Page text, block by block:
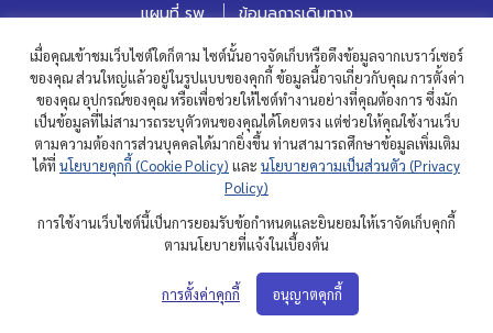
แผนที่ รพ. ข้อมูลการเดินทาง
ติดต่อเรา คำถามที่พบบ่อย
ร่วมงานกับเรา
นักลงทุนสัมพันธ์
นโยบายความเป็นส่วนตัว นโยบายคุกกี้
สงวนลิขสิทธิ์ © 2567 โรงพยาบาลวิชัยเวช แยกไฟฉาย
เมื่อคุณเข้าชมเว็บไซต์ใดก็ตาม ไซต์นั้นอาจจัดเก็บหรือดึงข้อมูลจากเบราว์เซอร์
ของคุณ ส่วนใหญ่แล้วอยู่ในรูปแบบของคุกกี้ ข้อมูลนี้อาจเกี่ยวกับคุณ การตั้งค่า
ของคุณ อุปกรณ์ของคุณ หรือเพื่อช่วยให้ไซต์ทำงานอย่างที่คุณต้องการ ซึ่งมัก
เป็นข้อมูลที่ไม่สามารถระบุตัวตนของคุณได้โดยตรง แต่ช่วยให้คุณใช้งานเว็บ
ตามความต้องการส่วนบุคคลได้มากยิ่งขึ้น ท่านสามารถศึกษาข้อมูลเพิ่มเติม
ได้ที่ นโยบายคุกกี้ (Cookie Policy) และ นโยบายความเป็นส่วนตัว (Privacy
Policy)
การใช้งานเว็บไซต์นี้เป็นการยอมรับข้อกำหนดและยินยอมให้เราจัดเก็บคุกกี้
ตามนโยบายที่แจ้งในเบื้องต้น
การตั้งค่าคุกกี้ อนุญาตคุกกี้